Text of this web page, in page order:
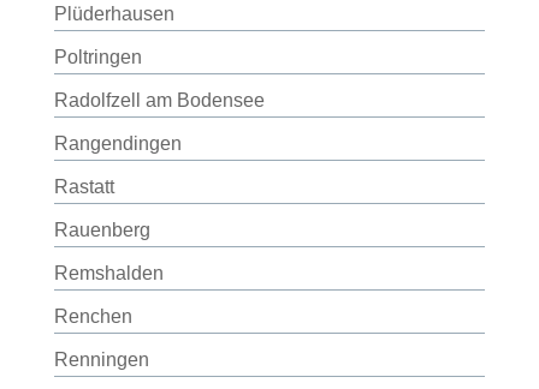
Plüderhausen
Poltringen
Radolfzell am Bodensee
Rangendingen
Rastatt
Rauenberg
Remshalden
Renchen
Renningen